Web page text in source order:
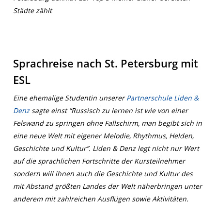
Städte zählt
Sprachreise nach St. Petersburg mit
ESL
Eine ehemalige Studentin unsererPartnerschule Liden &
Denzsagte einst “Russisch zu lernen ist wie von einer
Felswand zu springen ohne Fallschirm, man begibt sich in
eine neue Welt mit eigener Melodie, Rhythmus, Helden,
Geschichte und Kultur”. Liden & Denz legt nicht nur Wert
auf die sprachlichen Fortschritte der Kursteilnehmer
sondern will ihnen auch die Geschichte und Kultur des
mit Abstand größten Landes der Welt näherbringen unter
anderem mit zahlreichen Ausflügen sowie Aktivitäten.